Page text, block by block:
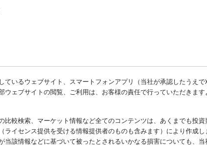
いるウェブサイト、スマートフォンアプリ（当社が承認したうえ
ェブサイトの閲覧、ご利用は、お客様の責任で行っていただきます
比較検索、マーケット情報など全てのコンテンツは、あくまでも投
ライセンス提供を受ける情報提供者のものも含みます）により作成
該情報などに基づいて被ったとされるいかなる損害についても、当